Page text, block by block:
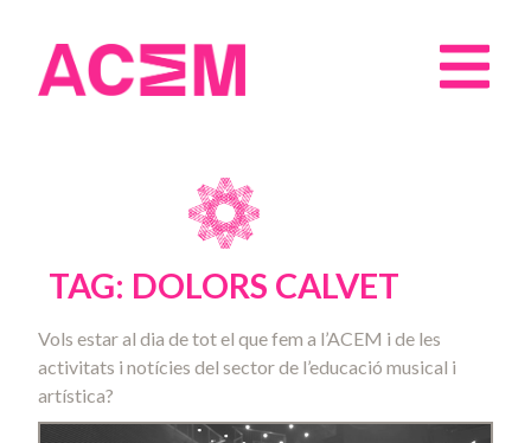
TAG: DOLORS CALVET
Vols estar al dia de tot el que fem a l’ACEM i de les
activitats i notícies del sector de l’educació musical i
artística?